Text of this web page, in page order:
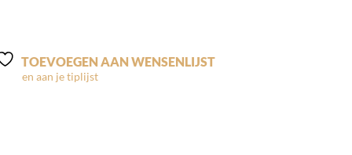
TOEVOEGEN AAN WENSENLIJST